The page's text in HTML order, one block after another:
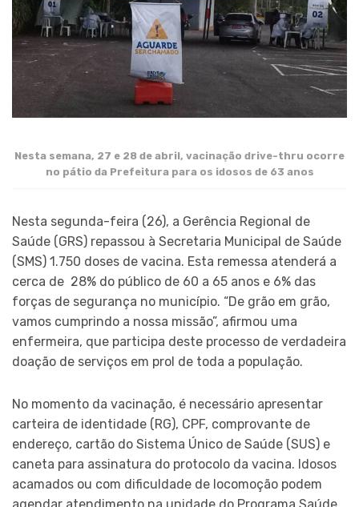
Nesta semana, 27 e 28 de abril, vacinação drive-thru ocorre
no pátio da Prefeitura para os idosos de 63 anos
Nesta segunda-feira (26), a Gerência Regional de
Saúde (GRS) repassou à Secretaria Municipal de Saúde
(SMS) 1.750 doses de vacina. Esta remessa atenderá a
cerca de 28% do público de 60 a 65 anos e 6% das
forças de segurança no município. “De grão em grão,
vamos cumprindo a nossa missão”, afirmou uma
enfermeira, que participa deste processo de verdadeira
doação de serviços em prol de toda a população.
No momento da vacinação, é necessário apresentar
carteira de identidade (RG), CPF, comprovante de
endereço, cartão do Sistema Único de Saúde (SUS) e
caneta para assinatura do protocolo da vacina. Idosos
acamados ou com dificuldade de locomoção podem